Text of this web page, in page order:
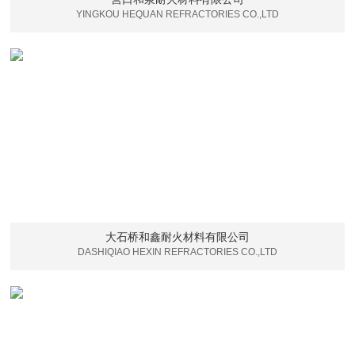
YINGKOU HEQUAN REFRACTORIES CO.,LTD
大石桥和鑫耐火材料有限公司
DASHIQIAO HEXIN REFRACTORIES CO.,LTD